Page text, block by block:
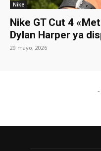
Nike
Nike GT Cut 4
Dylan Harper ya
29 mayo, 2026
-